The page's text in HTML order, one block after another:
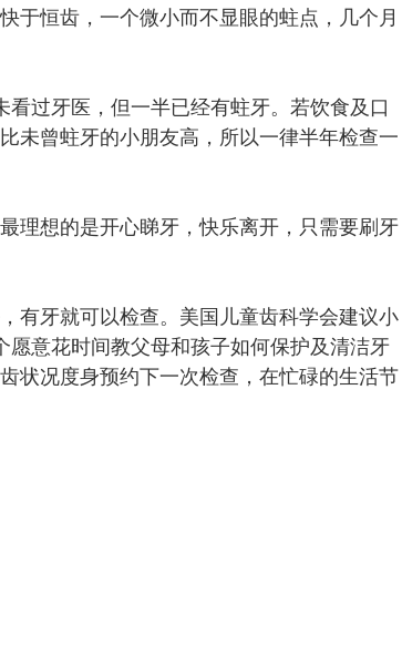
于恒齿，一个微小而不显眼的蛀点，几个月
过牙医，但一半已经有蛀牙。若饮食及口
未曾蛀牙的小朋友高，所以一律半年检查一
想的是开心睇牙，快乐离开，只需要刷牙
牙就可以检查。美国儿童齿科学会建议小
意花时间教父母和孩子如何保护及清洁牙
状况度身预约下一次检查，在忙碌的生活节